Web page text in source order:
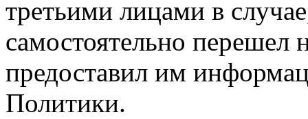
третьими лицами в
самостоятельно перешел
предоставил им
Политики.